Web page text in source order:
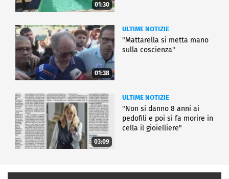
01:30
01:38
ULTIME NOTIZIE
"Mattarella si metta mano
sulla coscienza"
03:09
ULTIME NOTIZIE
"Non si danno 8 anni ai
pedofili e poi si fa morire in
cella il gioielliere"